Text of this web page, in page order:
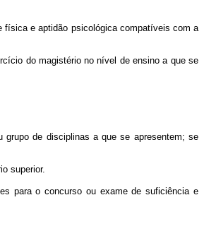
física e aptidão psicológica compatíveis com a
do magistério no nível de ensino a que se
grupo de disciplinas a que se apresentem; se
superior.
para o concurso ou exame de suficiência e